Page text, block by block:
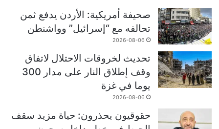
صحيفة أمريكية: الأردن يدفع ثمن
تحالفه مع “إسرائيل” وواشنطن
2026-08-06
تحديث لخروقات الاحتلال لاتفاق
وقف إطلاق النار على مدار 300
يوما في غزة
2026-08-06
حقوقيون يحذرون: حياة مزيد سقف